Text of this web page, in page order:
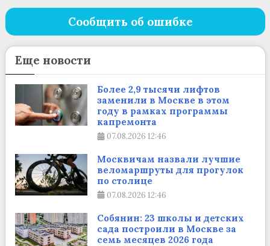
Сообщить об ошибке
Еще новости
Более 2,9 тысячи лифтов
заменили в Москве в этом
году в рамках программы
капремонта
07.08.2026 12:46
Москвичам назвали лучшие
веломаршруты для прогулок
по столице
07.08.2026 12:46
Собянин: 23 школы и детских
сада построили в Москве за
семь месяцев 2026 года